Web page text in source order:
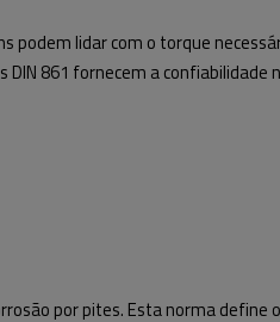
podem lidar com o torque
861 fornecem a confiabilidade
por pites. Esta norma define